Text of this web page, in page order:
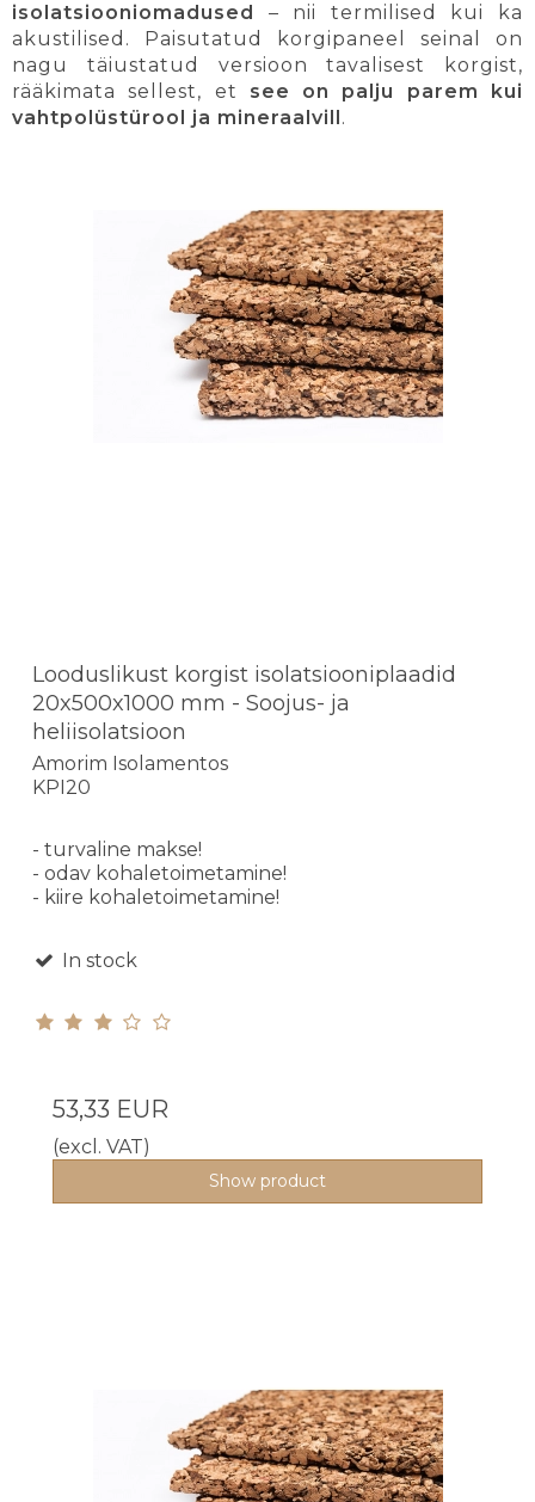
isolatsiooniomadused
– nii termilised kui ka
akustilised. Paisutatud korgipaneel seinal on
nagu täiustatud versioon tavalisest korgist,
rääkimata sellest, et see on palju parem kui
vahtpolüstürool ja mineraalvill .
Looduslikust korgist isolatsiooniplaadid
20x500x1000 mm - Soojus- ja
heliisolatsioon
Amorim Isolamentos
KPI20
- turvaline makse!
- odav kohaletoimetamine!
- kiire kohaletoimetamine!
In stock
53,33 EUR
(excl. VAT)
Show product